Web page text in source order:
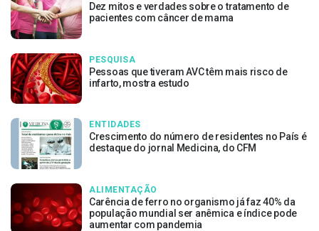
Dez mitos e verdades sobre o tratamento de
pacientes com câncer de mama
PESQUISA
Pessoas que tiveram AVC têm mais risco de
infarto, mostra estudo
ENTIDADES
Crescimento do número de residentes no País é
destaque do jornal Medicina, do CFM
ALIMENTAÇÃO
Carência de ferro no organismo já faz 40% da
população mundial ser anêmica e índice pode
aumentar com pandemia